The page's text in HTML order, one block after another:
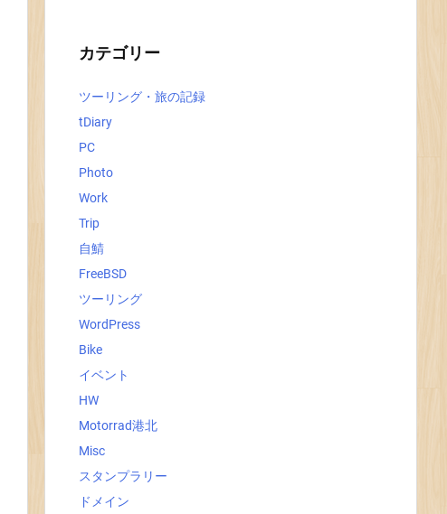
カテゴリー
ツーリング・旅の記録
tDiary
PC
Photo
Work
Trip
自鯖
FreeBSD
ツーリング
WordPress
Bike
イベント
HW
Motorrad港北
Misc
スタンプラリー
ドメイン